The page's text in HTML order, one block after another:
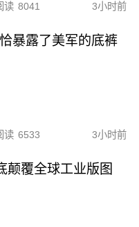
读 8041 3小时前
暴露了美军的底裤
读 6533 3小时前
颠覆全球工业版图